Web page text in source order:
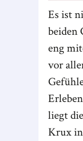
Es ist
beiden
eng
vor
liegt
Krux in